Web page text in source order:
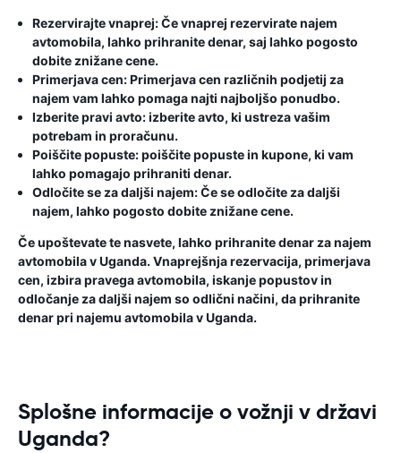
Rezervirajte vnaprej:Če vnaprej rezervirate najem
avtomobila, lahko prihranite denar, saj lahko pogosto
dobite znižane cene.
Primerjava cen:Primerjava cen različnih podjetij za
najem vam lahko pomaga najti najboljšo ponudbo.
Izberite pravi avto:izberite avto, ki ustreza vašim
potrebam in proračunu.
Poiščite popuste:poiščite popuste in kupone, ki vam
lahko pomagajo prihraniti denar.
Odločite se za daljši najem:Če se odločite za daljši
najem, lahko pogosto dobite znižane cene.
Če upoštevate te nasvete, lahko prihranite denar za najem
avtomobila v Uganda. Vnaprejšnja rezervacija, primerjava
cen, izbira pravega avtomobila, iskanje popustov in
odločanje za daljši najem so odlični načini, da prihranite
denar pri najemu avtomobila v Uganda.
Splošne informacije o vožnji v državi
Uganda?